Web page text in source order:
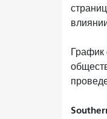
График